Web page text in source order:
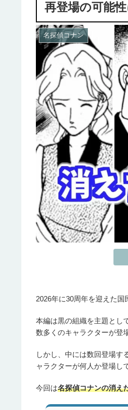
再登場の可能
名探偵コナン
2026年に30周年を迎えた国
本編は黒の組織を主題とし
数多くのキャラクターが登
しかし、中には数回登場す
ャラクターが何人か登場し
今回は名探偵コナンの消え